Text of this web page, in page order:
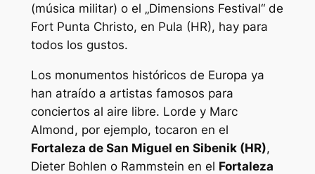
(música militar) o el „Dimensions Festival“ de
Fort Punta Christo, en Pula (HR), hay para
todos los gustos.
Los monumentos históricos de Europa ya
han atraído a artistas famosos para
conciertos al aire libre. Lorde y Marc
Almond, por ejemplo, tocaron en el
Fortaleza de San Miguel en Sibenik (HR),
Dieter Bohlen o Rammstein en el Fortaleza